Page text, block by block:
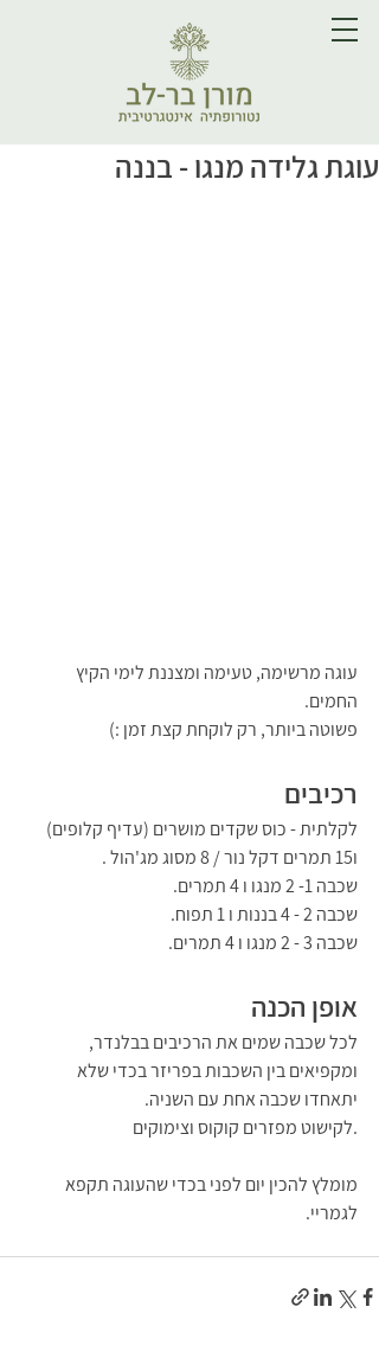
עוגת גלידה מנגו - בננה
עוגה מרשימה, טעימה ומצננת לימי הקיץ
החמים.
פשוטה ביותר, רק לוקחת קצת זמן :)
רכיבים
לקלתית - כוס שקדים מושרים (עדיף קלופים)
ו15 תמרים דקל נור / 8 מסוג מג'הול .
שכבה 1- 2 מנגו ו 4 תמרים.
שכבה 2 - 4 בננות ו 1 תפוח.
שכבה 3 - 2 מנגו ו 4 תמרים.
אופן הכנה
לכל שכבה שמים את הרכיבים בבלנדר,
ומקפיאים בין השכבות בפריזר בכדי שלא
יתאחדו שכבה אחת עם השניה.
.לקישוט מפזרים קוקוס וצימוקים
מומלץ להכין יום לפני בכדי שהעוגה תקפא
לגמריי.